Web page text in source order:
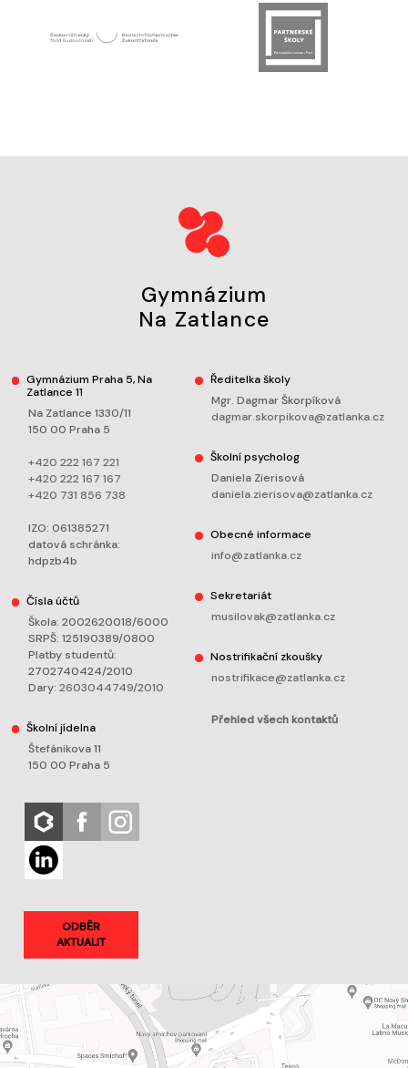
Gymnázium
Na Zatlance
Gymnázium Praha 5, Na
Zatlance 11
Na Zatlance 1330/11
150 00 Praha 5
+420 222 167 221
+420 222 167 167
+420 731 856 738
IZO: 061385271
datová schránka:
hdpzb4b
Čísla účtů
Škola: 2002620018/6000
SRPŠ: 125190389/0800
Platby studentů:
2702740424/2010
Dary: 2603044749/2010
Školní jídelna
Štefánikova 11
150 00 Praha 5
ODBĚR
AKTUALIT
Ředitelka školy
Mgr. Dagmar Škorpíková
dagmar.skorpikova@zatlanka.cz
Školní psycholog
Daniela Zierisová
daniela.zierisova@zatlanka.cz
Obecné informace
info@zatlanka.cz
Sekretariát
musilovak@zatlanka.cz
Nostrifikační zkoušky
nostrifikace@zatlanka.cz
Přehled všech kontaktů